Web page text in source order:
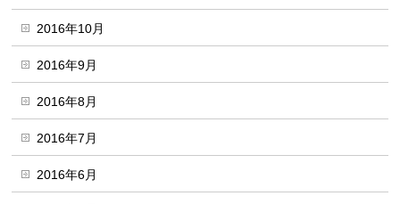
2016年10月
2016年9月
2016年8月
2016年7月
2016年6月